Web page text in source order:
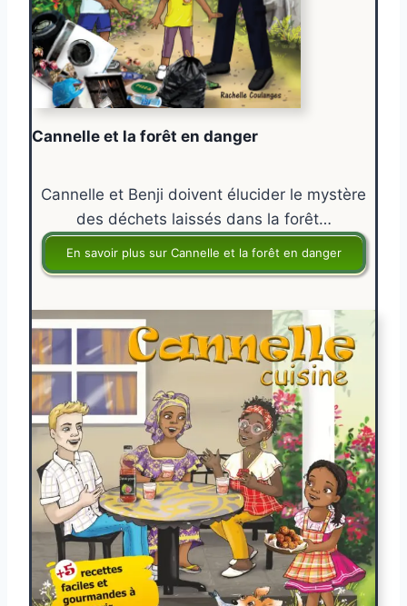
Cannelle et la forêt en danger
Cannelle et Benji doivent élucider le mystère
des déchets laissés dans la forêt…
En savoir plus sur Cannelle et la forêt en danger